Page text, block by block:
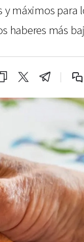
máximos
haberes más